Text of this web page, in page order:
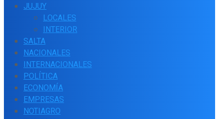
JUJUY
LOCALES
INTERIOR
SALTA
NACIONALES
INTERNACIONALES
POLÍTICA
ECONOMÍA
EMPRESAS
NOTIAGRO